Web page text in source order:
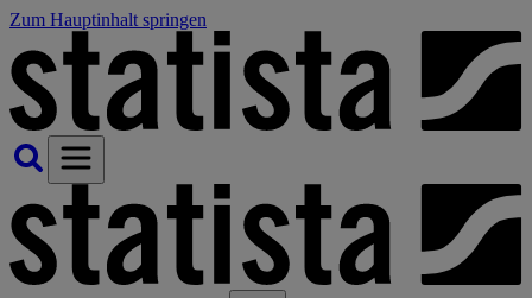
Zum Hauptinhalt springen